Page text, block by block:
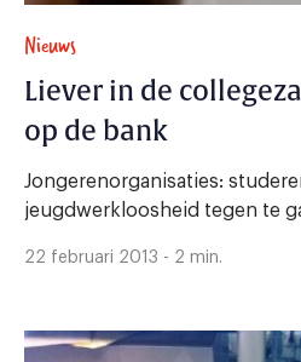
Nieuws
Liever in de
op de bank
Jongerenorganisaties:
jeugdwerkloosheid tegen te
22 februari 2013 - 2 min.